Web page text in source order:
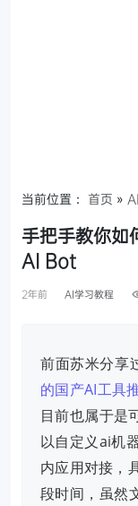
当前位置： 首页 »
手把手教你如
AI Bot
2年前 AI学习教程
前面苏米分享
的国产AI工具
目前也属于是
以自定义ai机
内应用对接，
段时间，虽然